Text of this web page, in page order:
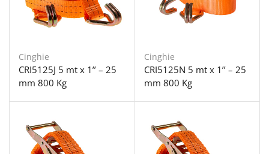
Cinghie
CRI5125J 5 mt x 1’’ – 25
mm 800 Kg
Cinghie
CRI5125N 5 mt x 1’’ – 25
mm 800 Kg